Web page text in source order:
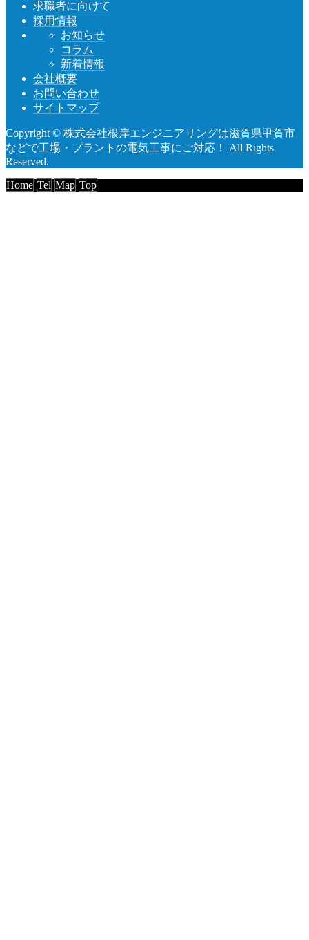
求職者に向けて
採用情報
お知らせ
コラム
新着情報
会社概要
お問い合わせ
サイトマップ
Copyright © 株式会社根岸エンジニアリングは滋賀県甲賀市
などで工場・プラントの電気工事にご対応！ All Rights
Reserved.
Home Tel Map Top